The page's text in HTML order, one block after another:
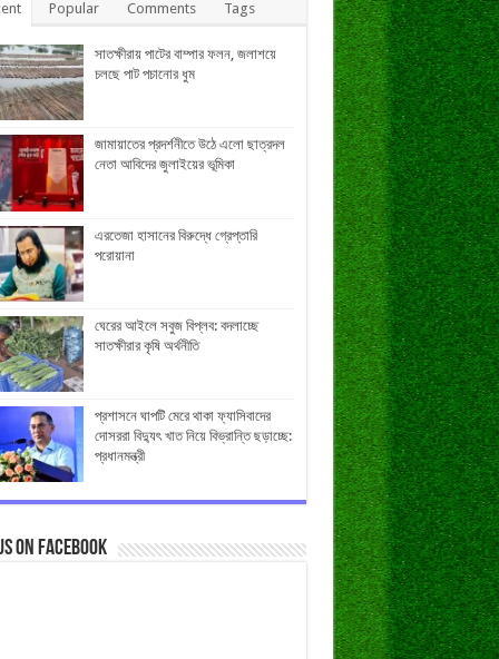
Popular Comments Tags
সাতক্ষীরায় পাটের বাম্পার ফলন, জলাশয়ে
চলছে পাট পচানোর ধুম
জামায়াতের প্রদর্শনীতে উঠে এলো ছাত্রদল
নেতা আবিদের জুলাইয়ের ভূমিকা
এরতেজা হাসানের বিরুদ্ধে গ্রেপ্তারি
পরোয়ানা
ঘেরের আইলে সবুজ বিপ্লব: বদলাচ্ছে
সাতক্ষীরার কৃষি অর্থনীতি
প্রশাসনে ঘাপটি মেরে থাকা ফ্যাসিবাদের
দোসররা বিদ্যুৎ খাত নিয়ে বিভ্রান্তি ছড়াচ্ছে:
প্রধানমন্ত্রী
on Facebook